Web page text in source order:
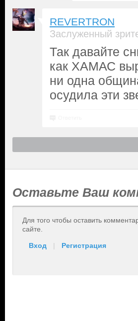
REVERTRON
Заслуженный
Так давайте
как ХАМАС
ни одна
осудила эти
Оставьте Ваш
Для того чтобы оставить
сайте.
Вход | Регистрация